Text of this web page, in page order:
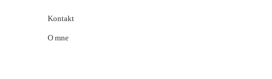
Kontakt
O mne